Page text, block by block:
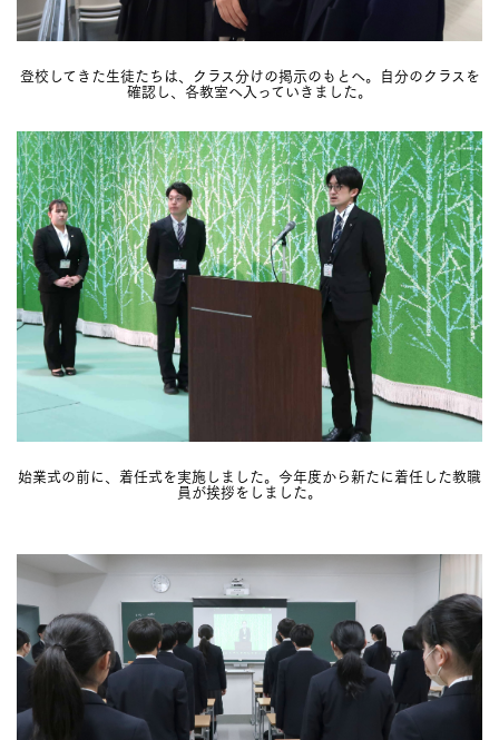
登校してきた生徒たちは、クラス分けの掲示のもとへ。自分のクラスを
確認し、各教室へ入っていきました。
始業式の前に、着任式を実施しました。今年度から新たに着任した教職
員が挨拶をしました。